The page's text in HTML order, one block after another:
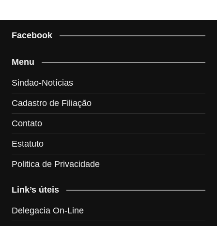
Facebook
Menu
Sindao-Notícias
Cadastro de Filiação
Contato
Estatuto
Politica de Privacidade
Link’s úteis
Delegacia On-Line